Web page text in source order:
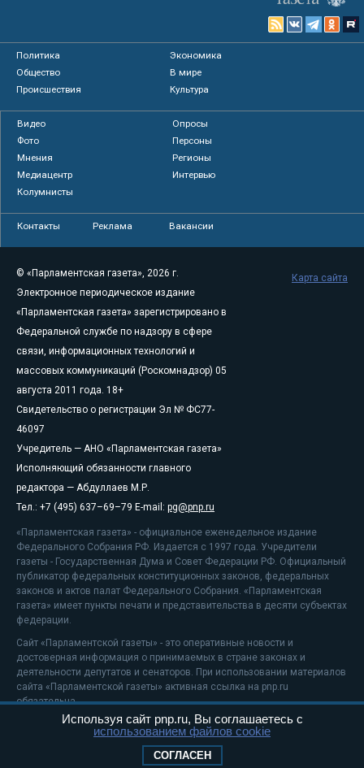
Политика
Экономика
Общество
В мире
Происшествия
Культура
Видео
Опросы
Фото
Персоны
Мнения
Регионы
Медиацентр
Интервью
Колумнисты
Контакты Реклама Вакансии
© «Парламентская газета», 2026 г.
Электронное периодическое издание
«Парламентская газета» зарегистрировано в
Федеральной службе по надзору в сфере
связи, информационных технологий и
массовых коммуникаций (Роскомнадзор) 05
августа 2011 года. 18+
Свидетельство о регистрации Эл № ФС77-
46097
Учредитель — АНО «Парламентская газета»
Исполняющий обязанности главного
редактора — Абдуллаев М.Р.
Тел.: +7 (495) 637–69–79 E-mail: pg@pnp.ru
«Парламентская газета» - официальное еженедельное издание
Федерального Собрания РФ. Издается с 1997 года. Учредители
газеты - Государственная Дума и Совет Федерации РФ. Официальный
публикатор федеральных конституционных законов, федеральных
законов и актов палат Федерального Собрания. «Парламентская
газета» имеет пункты печати и представительства в десяти субъектах
федерации.
Сайт «Парламентской газеты» - это оперативные новости и
достоверная информация о принимаемых в стране законах и
деятельности депутатов и сенаторов. При использовании материалов
сайта «Парламентской газеты» активная ссылка на pnp.ru
обязательна.
На информационном ресурсе применяютсярекомендательные
Положение о защите персональных данных
Карта сайта
Используя сайт pnp.ru, Вы соглашаетесь с
использованием файлов cookie
СОГЛАСЕН